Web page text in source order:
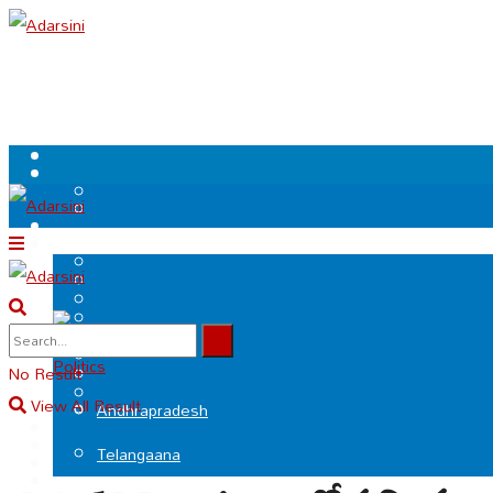
.
Politics
Andhrapradesh
Telangaana
No Result
View All Result